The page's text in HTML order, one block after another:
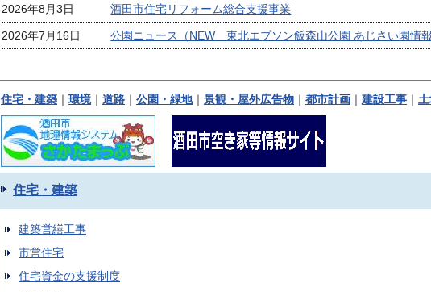
2026年8月3日 酒田市住宅リフォーム総合支援事業
2026年7月16日 公園ニュース（NEW 東北エプソン飯森山公園 あじさい園情報
住宅・建築 ｜ 環境｜ 道路 ｜ 公園・緑地｜ 景観・屋外広告物 ｜ 都市計画 ｜ 建設工事 ｜ 土
住宅・建築
建築営繕工事
市営住宅
住宅資金の支援制度